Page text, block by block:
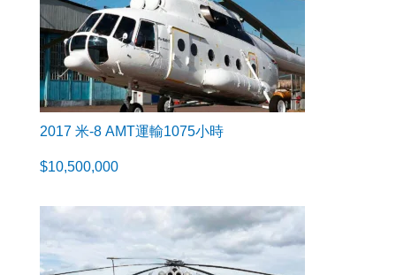
2017 米-8 AMT運輸1075小時
$10,500,000